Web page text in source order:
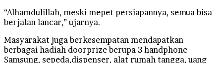
“Alhamdulillah, meski mepet persiapannya, semua bisa
berjalan lancar,” ujarnya.
Masyarakat juga berkesempatan mendapatkan
berbagai hadiah doorprize berupa 3 handphone
Samsung, sepeda,dispenser, alat rumah tangga, uang